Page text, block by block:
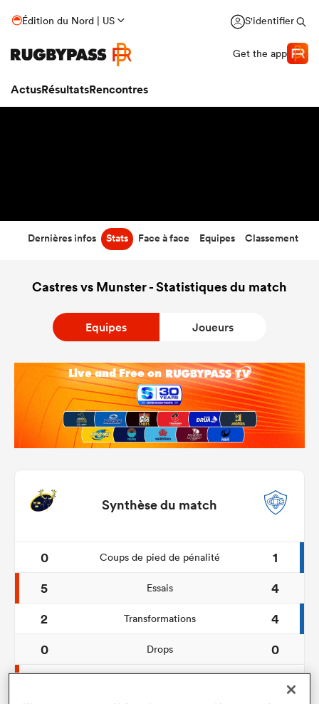
Édition du Nord | US S'identifier
Get the app
ActusRésultatsRencontres
Dernières infos Stats Face à face Equipes Classement
Castres vs Munster - Statistiques du match
Equipes Joueurs
Synthèse du match
0 Coups de pied de pénalité
1
5
Essais
4
2
Transformations
4
0
Drops
0
156
90